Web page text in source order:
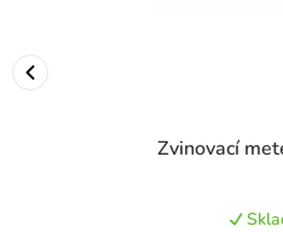
Zvinovací